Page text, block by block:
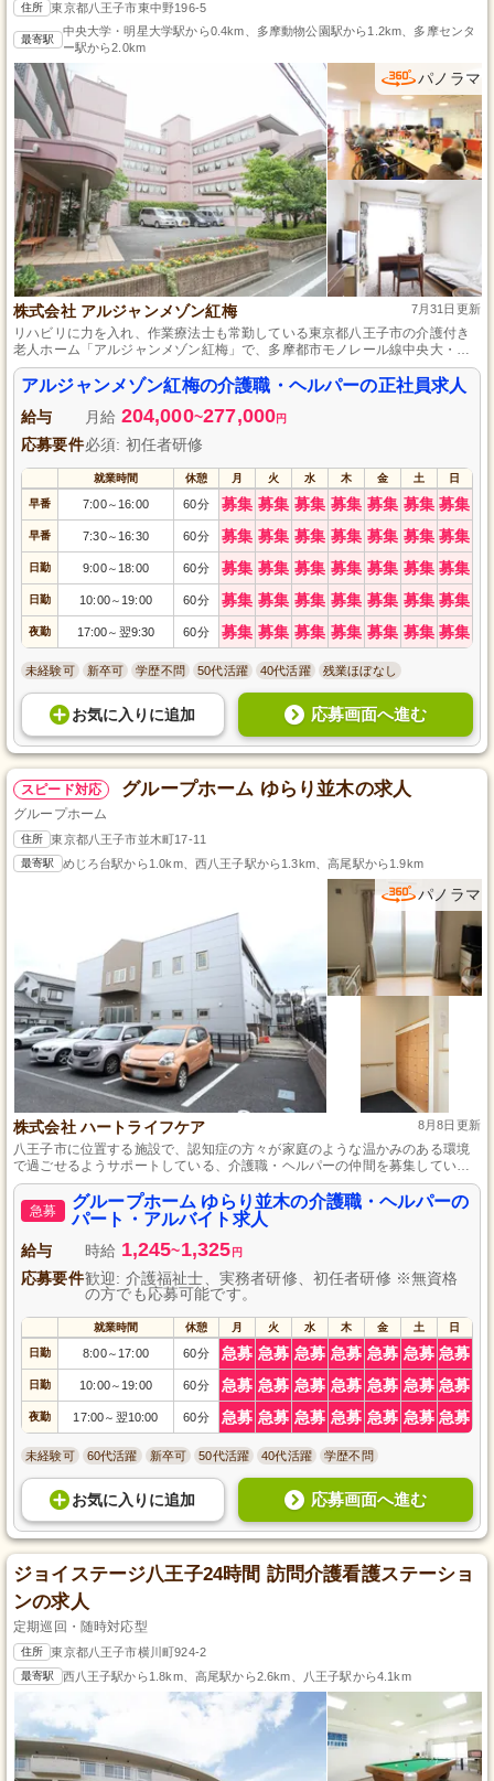
住所 東京都八王子市東中野196-5
最寄駅
中央大学・明星大学駅から0.4km、多摩動物公園駅から1.2km、多摩センタ
ー駅から2.0km
パノラマ
株式会社 アルジャンメゾン紅梅 7月31日更新
リハビリに力を入れ、作業療法士も常勤している東京都八王子市の介護付き
老人ホーム「アルジャンメゾン紅梅」で、多摩都市モノレール線中央大・明
星大学駅より徒歩5分、年間休日113日と、働きやすさを実現。天然温泉入浴
と檜風呂、そしてスタッフ1人に対してご利用者2人という万全の体制で、心
のこもったケアを提供。
アルジャンメゾン紅梅の介護職・ヘルパーの正社員求人
給与 月給 204,000~277,000円
応募要件必須: 初任者研修
就業時間 休憩 月 火 水 木 金 土 日
早番 7:00～ 16:00 60分 募集 募集 募集 募集 募集 募集 募集
早番 7:30～ 16:30 60分 募集 募集 募集 募集 募集 募集 募集
日勤 9:00～ 18:00 60分 募集 募集 募集 募集 募集 募集 募集
日勤 10:00～ 19:00 60分 募集 募集 募集 募集 募集 募集 募集
夜勤 17:00～ 翌9:30 60分 募集 募集 募集 募集 募集 募集 募集
未経験可 新卒可 学歴不問 50代活躍 40代活躍 残業ほぼなし
お気に入り に追加 応募画面へ進む
スピード対応 グループホーム ゆらり並木の求人
グループホーム
住所 東京都八王子市並木町17-11
最寄駅 めじろ台駅から1.0km、西八王子駅から1.3km、高尾駅から1.9km
パノラマ
株式会社 ハートライフケア 8月8日更新
八王子市に位置する施設で、認知症の方々が家庭のような温かみのある環境
で過ごせるようサポートしている、介護職・ヘルパーの仲間を募集していま
す。経験の浅い方でも、先輩スタッフがしっかりとサポートするので、安心
してスキルアップできます。資格取得支援制度も完備しており、キャリアア
ップを目指す方には最適な職場です。
急募
グループホーム ゆらり並木の介護職・ヘルパーの
パート・アルバイト求人
給与 時給 1,245~1,325 円
応募要件歓迎: 介護福祉士、実務者研修、初任者研修 ※無資格
の方でも応募可能です。
就業時間 休憩 月 火 水 木 金 土 日
日勤 8:00～ 17:00 60分 急募 急募 急募 急募 急募 急募 急募
日勤 10:00～ 19:00 60分 急募 急募 急募 急募 急募 急募 急募
夜勤 17:00～ 翌10:00 60分 急募 急募 急募 急募 急募 急募 急募
未経験可 60代活躍 新卒可 50代活躍 40代活躍 学歴不問
お気に入り に追加 応募画面へ進む
ジョイステージ八王子24時間 訪問介護看護ステーショ
ンの求人
定期巡回・随時対応型
住所 東京都八王子市横川町924-2
最寄駅 西八王子駅から1.8km、高尾駅から2.6km、八王子駅から4.1km